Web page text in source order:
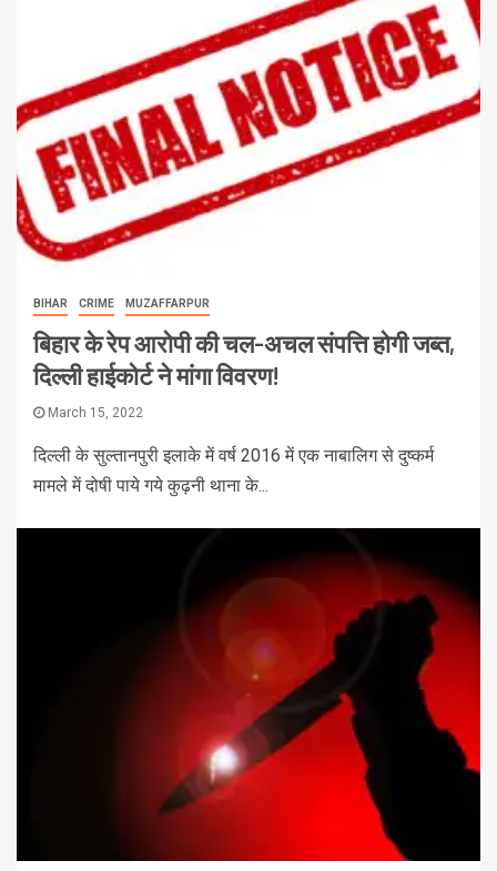
BIHAR CRIME MUZAFFARPUR
बिहार के रेप आरोपी की चल-अचल संपत्ति होगी जब्त,
दिल्ली हाईकोर्ट ने मांगा विवरण!
March 15, 2022
दिल्ली के सुल्तानपुरी इलाके में वर्ष 2016 में एक नाबालिग से दुष्कर्म
मामले में दोषी पाये गये कुढ़नी थाना के...